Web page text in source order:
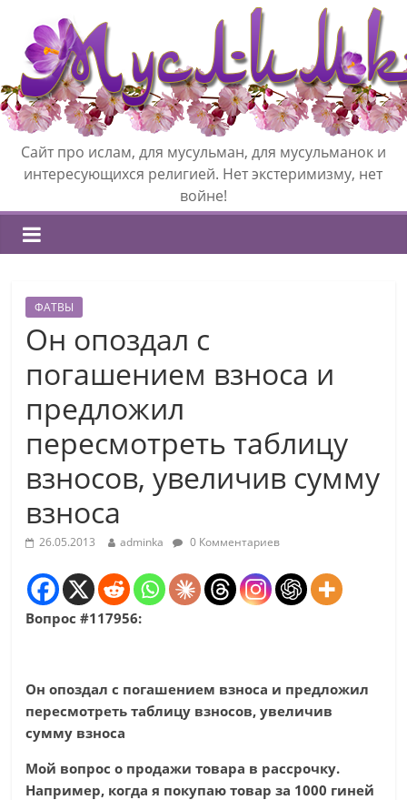
Сайт про ислам, для мусульман, для мусульманок и
интересующихся религией. Нет экстеримизму, нет
войне!
ФАТВЫ
Он опоздал с
погашением взноса и
предложил
пересмотреть таблицу
взносов, увеличив сумму
взноса
26.05.2013 adminka 0 Комментариев
Вопрос #117956:
Он опоздал с погашением взноса и предложил
пересмотреть таблицу взносов, увеличив
сумму взноса
Мой вопрос о продажи товара в рассрочку.
Например, когда я покупаю товар за 1000 гиней